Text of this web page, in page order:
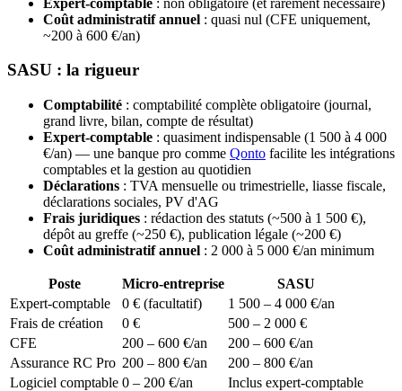
Coût administratif annuel : quasi nul (CFE uniquement,
~200 à 600 €/an)
SASU : la rigueur
Comptabilité : comptabilité complète obligatoire (journal,
grand livre, bilan, compte de résultat)
Expert-comptable : quasiment indispensable (1 500 à 4 000
€/an) — une banque pro comme Qonto facilite les intégrations
comptables et la gestion au quotidien
Déclarations : TVA mensuelle ou trimestrielle, liasse fiscale,
déclarations sociales, PV d'AG
Frais juridiques : rédaction des statuts (~500 à 1 500 €),
dépôt au greffe (~250 €), publication légale (~200 €)
Coût administratif annuel : 2 000 à 5 000 €/an minimum
Poste Micro-entreprise
SASU
Expert-comptable
0 € (facultatif)
1 500 – 4 000 €/an
Frais de création
0 €
500 – 2 000 €
CFE
200 – 600 €/an
200 – 600 €/an
Assurance RC Pro 200 – 800 €/an
200 – 800 €/an
Logiciel comptable 0 – 200 €/an
Inclus expert-comptable